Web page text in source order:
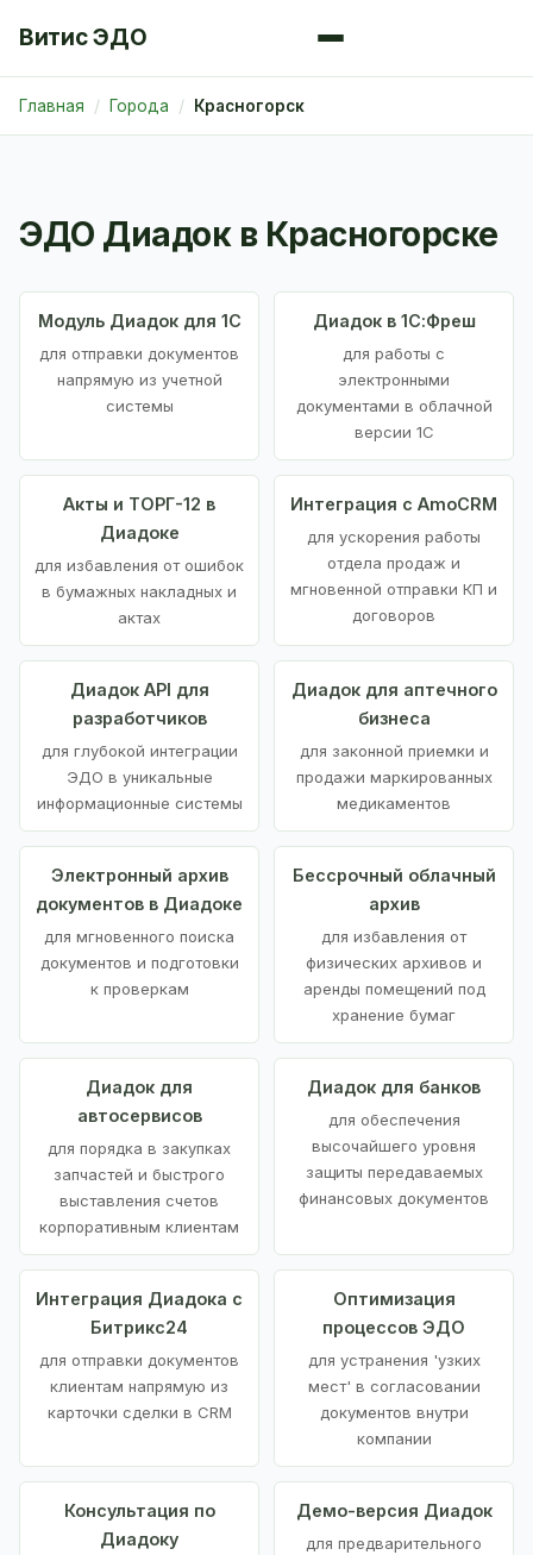
Витис ЭДО
Главная Города Красногорск
ЭДО Диадок в Красногорске
Модуль Диадок для 1С
для отправки документов
напрямую из учетной
системы
Диадок в 1С:Фреш
для работы с
электронными
документами в облачной
версии 1С
Акты и ТОРГ-12 в
Диадоке
для избавления от ошибок
в бумажных накладных и
актах
Интеграция с AmoCRM
для ускорения работы
отдела продаж и
мгновенной отправки КП и
договоров
Диадок API для
разработчиков
для глубокой интеграции
ЭДО в уникальные
информационные системы
Диадок для аптечного
бизнеса
для законной приемки и
продажи маркированных
медикаментов
Электронный архив
документов в Диадоке
для мгновенного поиска
документов и подготовки
к проверкам
Бессрочный облачный
архив
для избавления от
физических архивов и
аренды помещений под
хранение бумаг
Диадок для
автосервисов
для порядка в закупках
запчастей и быстрого
выставления счетов
корпоративным клиентам
Диадок для банков
для обеспечения
высочайшего уровня
защиты передаваемых
финансовых документов
Интеграция Диадока с
Битрикс24
для отправки документов
клиентам напрямую из
карточки сделки в CRM
Оптимизация
процессов ЭДО
для устранения 'узких
мест' в согласовании
документов внутри
компании
Консультация по
Диадоку
Демо-версия Диадок
для предварительного